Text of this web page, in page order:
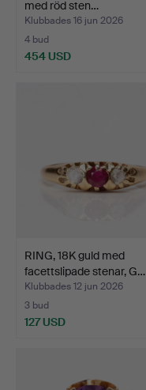
med röd sten…
Klubbades 16 jun 2026
4 bud
454 USD
RING, 18K guld med
facettslipade stenar, G…
Klubbades 12 jun 2026
3 bud
127 USD